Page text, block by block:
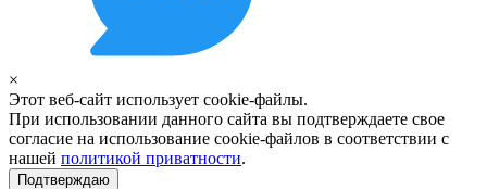
×
Этот веб-сайт использует cookie-файлы.
При использовании данного сайта вы подтверждаете свое
согласие на использование cookie-файлов в соответствии с
нашей политикой приватности.
Подтверждаю